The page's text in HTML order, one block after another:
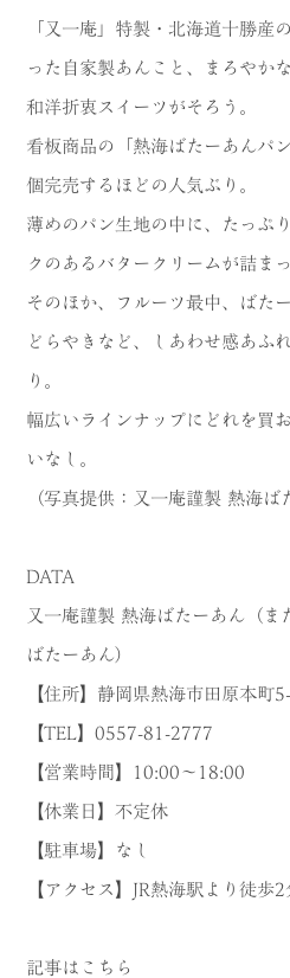
「又一庵」特製・北海道十勝産
った自家製あんこと、まろやか
和洋折衷スイーツがそろう。
看板商品の「熱海ばたーあんパ
個完売するほどの人気ぶり。
薄めのパン生地の中に、たっぷ
クのあるバタークリームが詰まっ
そのほか、フルーツ最中、ばた
どらやきなど、しあわせ感あふ
り。
幅広いラインナップにどれを買
いなし。
（写真提供：又一庵謹製 熱海ば
DATA
又一庵謹製 熱海ばたーあん（ま
ばたーあん）
【住所】静岡県熱海市田原本町
【TEL】0557-81-2777
【営業時間】10:00～18:00
【休業日】不定休
【駐車場】なし
【アクセス】JR熱海駅より徒歩2
記事はこちら